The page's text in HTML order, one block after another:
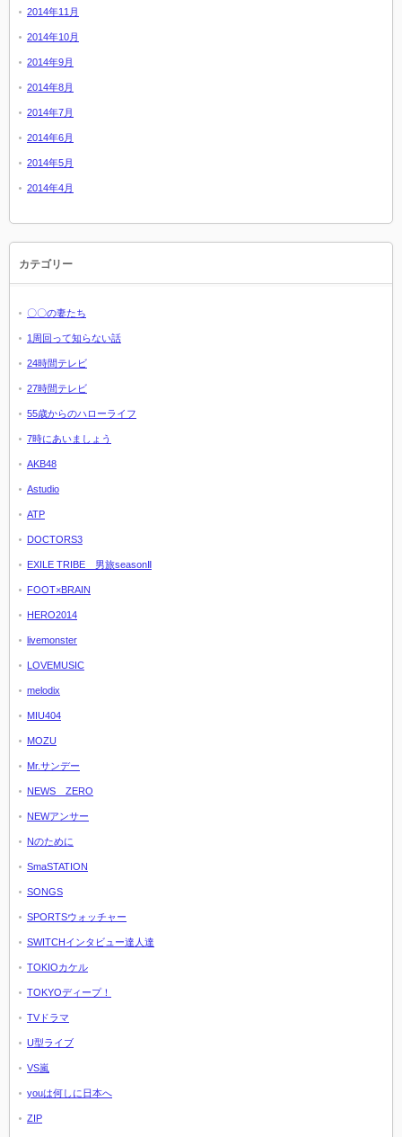
2014年11月
2014年10月
2014年9月
2014年8月
2014年7月
2014年6月
2014年5月
2014年4月
カテゴリー
〇〇の妻たち
1周回って知らない話
24時間テレビ
27時間テレビ
55歳からのハローライフ
7時にあいましょう
AKB48
Astudio
ATP
DOCTORS3
EXILE TRIBE 男旅seasonⅡ
FOOT×BRAIN
HERO2014
livemonster
LOVEMUSIC
melodix
MIU404
MOZU
Mr.サンデー
NEWS ZERO
NEWアンサー
Nのために
SmaSTATION
SONGS
SPORTSウォッチャー
SWITCHインタビュー達人達
TOKIOカケル
TOKYOディープ！
TVドラマ
U型ライブ
VS嵐
youは何しに日本へ
ZIP